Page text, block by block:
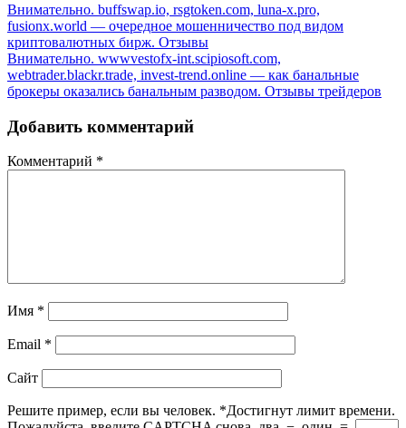
Внимательно. buffswap.io, rsgtoken.com, luna-x.pro,
fusionx.world — очередное мошенничество под видом
криптовалютных бирж. Отзывы
Внимательно. wwwvestofx-int.scipiosoft.com,
webtrader.blackr.trade, invest-trend.online — как банальные
брокеры оказались банальным разводом. Отзывы трейдеров
Добавить комментарий
Комментарий *
Имя *
Email *
Сайт
Решите пример, если вы человек. *Достигнут лимит времени.